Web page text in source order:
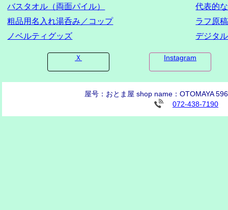
バスタオル（両面パイル）
粗品用名入れ湯呑み／コップ
ノベルティグッズ
代表的
ラフ原
デジタ
Ｘ Instagram
屋号：おとま屋 shop name：OTOMAYA
072-438-7190